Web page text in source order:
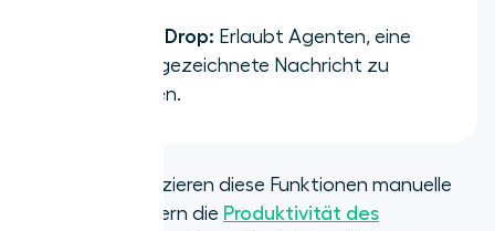
Voicemail Drop: Erlaubt Agenten, eine
vorab aufgezeichnete Nachricht zu
hinterlassen.
Zusammen reduzieren diese Funktionen manuelle
Arbeit und steigern die Produktivität des